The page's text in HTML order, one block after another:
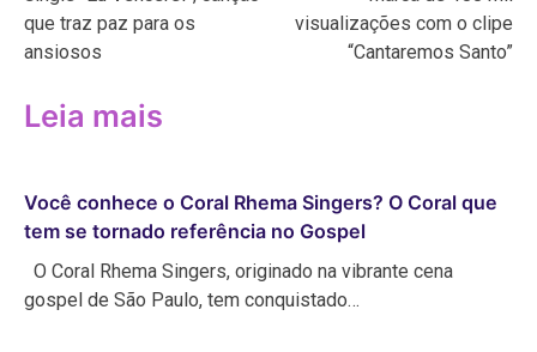
Post
que traz paz para os
ansiosos
visualizações com o clipe
“Cantaremos Santo”
Leia mais
Você conhece o Coral Rhema Singers? O Coral que
tem se tornado referência no Gospel
O Coral Rhema Singers, originado na vibrante cena
gospel de São Paulo, tem conquistado…